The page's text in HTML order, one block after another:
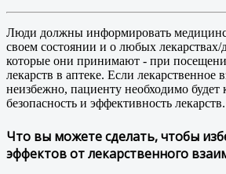
Люди должны информировать
своем состоянии и о любых лекарствах/
которые они принимают - при
лекарств в аптеке. Если лекарственное
неизбежно, пациенту необходимо будет
безопасность и эффективность лекарств.
Что вы можете сделать, чтобы
эффектов от лекарственного